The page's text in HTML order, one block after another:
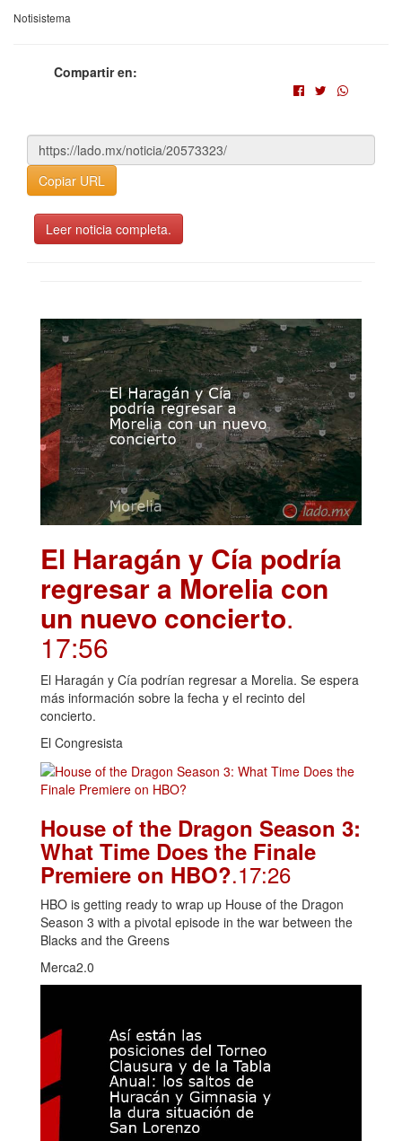
Notisistema
Compartir en:
Copiar URL
Leer noticia completa.
El Haragán y Cía podría
regresar a Morelia con
un nuevo concierto.
17:56
El Haragán y Cía podrían regresar a Morelia. Se espera
más información sobre la fecha y el recinto del
concierto.
El Congresista
House of the Dragon Season 3:
What Time Does the Finale
Premiere on HBO?.17:26
HBO is getting ready to wrap up House of the Dragon
Season 3 with a pivotal episode in the war between the
Blacks and the Greens
Merca2.0